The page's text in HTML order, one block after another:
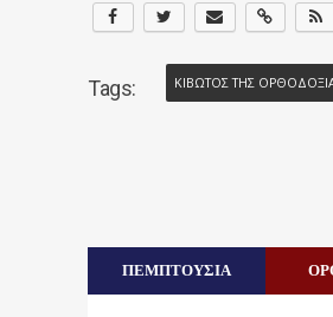
Tags: ΚΙΒΩΤΟΣ ΤΗΣ
ΠΕΜΠΤΟΥΣΙΑ